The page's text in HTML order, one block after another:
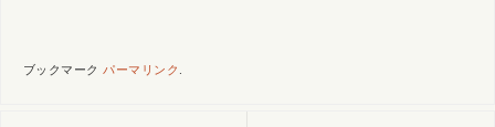
ブックマークパーマリンク .